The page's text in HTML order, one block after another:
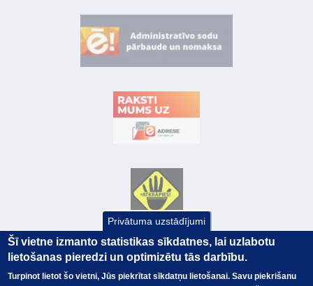
Privātuma uzstādījumi
Šī vietne izmanto statistikas sīkdatnes, lai uzlabotu
lietošanas pieredzi un optimizētu tās darbību.
Turpinot lietot šo vietni, Jūs piekrītat sīkdatņu lietošanai. Savu piekrišanu